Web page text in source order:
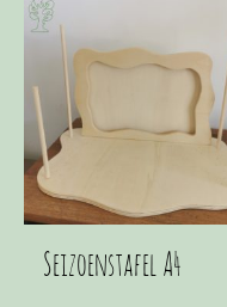
Seizoenstafel A4